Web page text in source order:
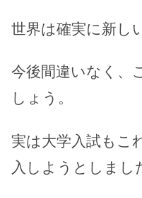
世界は確実に新し
今後間違いなく、
しょう。
実は大学入試もこ
入しようとしまし